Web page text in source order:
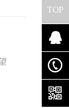
TOP